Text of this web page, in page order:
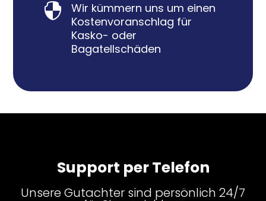

Wir kümmern uns um einen
Kostenvoranschlag für
Kasko- oder
Bagatellschäden
Support per Telefon
Unsere Gutachter sind persönlich 24/7